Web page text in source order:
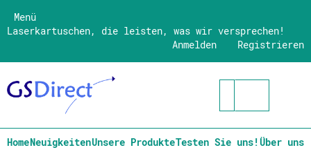
Menü
Laserkartuschen, die leisten, was wir versprechen!
Registrieren
Anmelden
HomeNeuigkeitenUnsere ProdukteTesten Sie uns!Über uns